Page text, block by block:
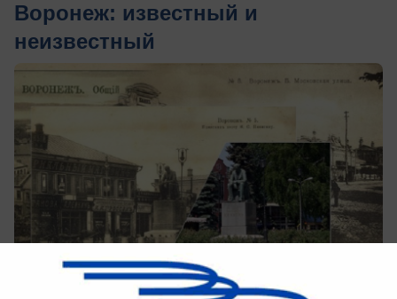
Воронеж: известный и
неизвестный